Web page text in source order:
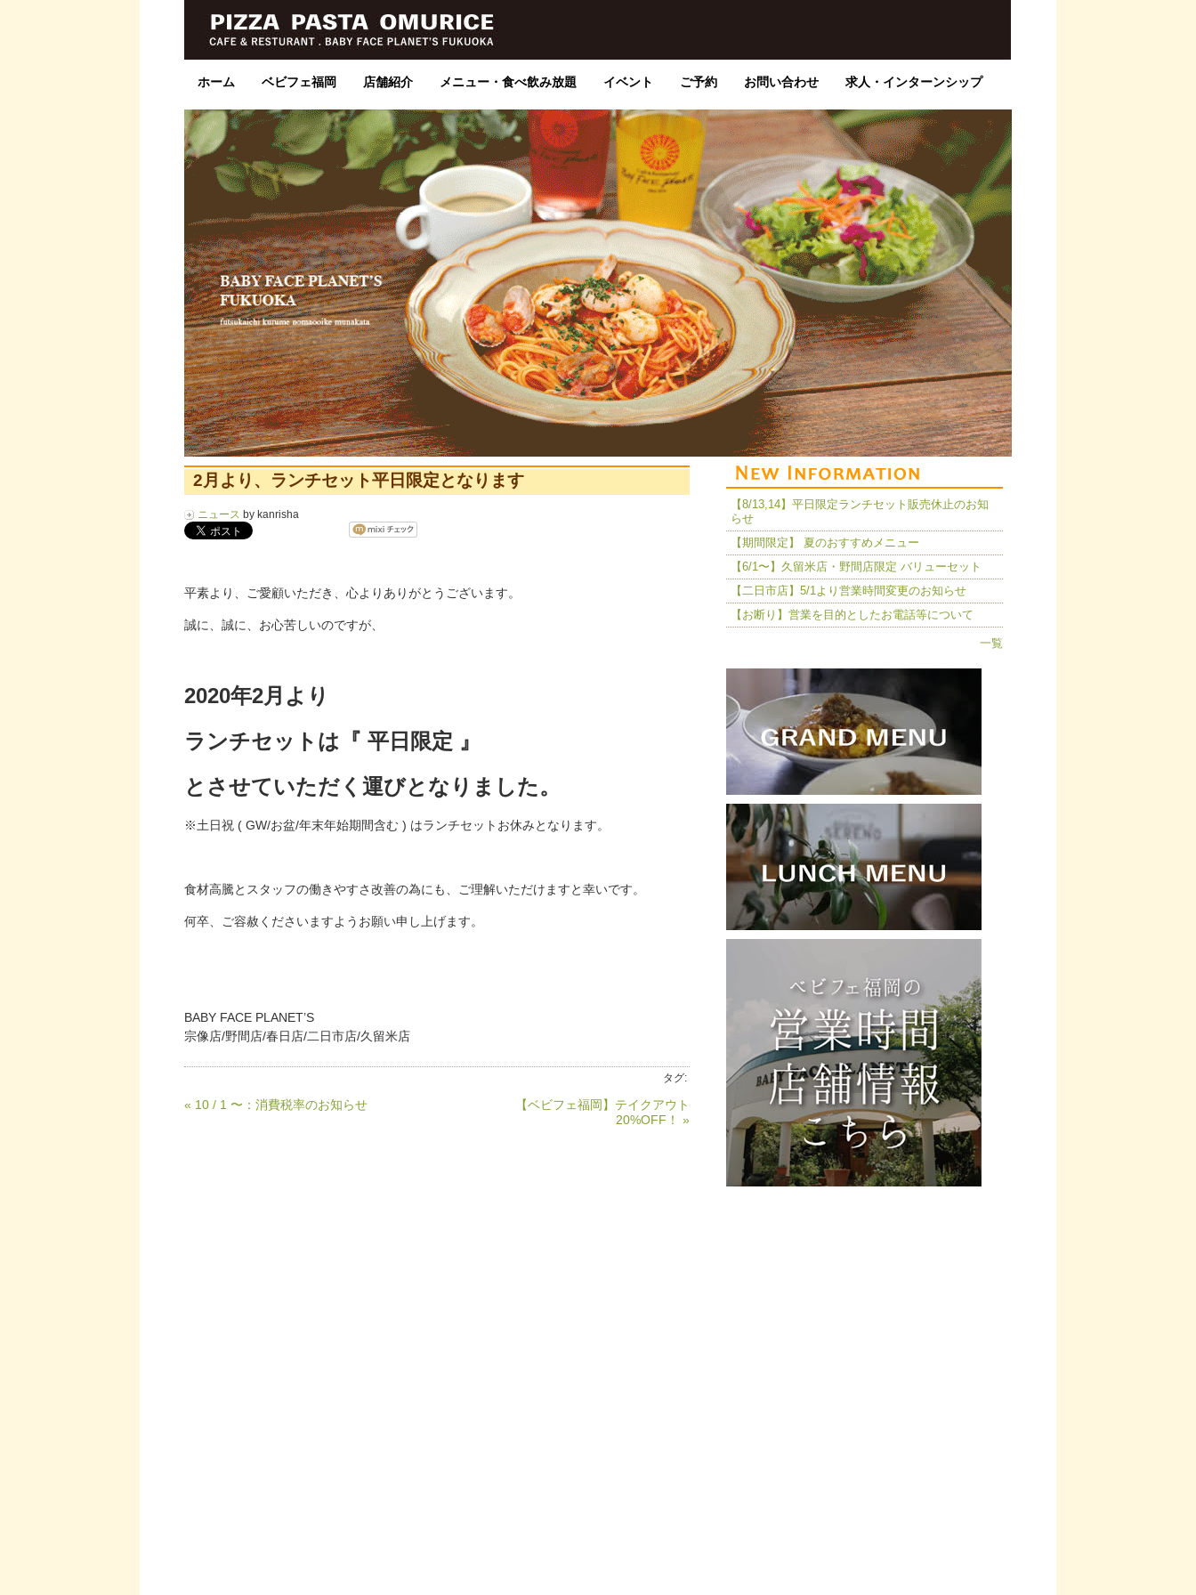
ホーム ベビフェ福岡 店舗紹介 メニュー・食べ飲み放題 イベント ご予約 お問い合わせ 求人・インターンシップ
2月より、ランチセット平日限定となります
ニュース by kanrisha
平素より、ご愛顧いただき、心よりありがとうございます。
誠に、誠に、お心苦しいのですが、
2020年2月より
ランチセットは『 平日限定 』
とさせていただく運びとなりました。
※土日祝 ( GW/お盆/年末年始期間含む ) はランチセットお休みとなります。
食材高騰とスタッフの働きやすさ改善の為にも、ご理解いただけますと幸いです。
何卒、ご容赦くださいますようお願い申し上げます。
BABY FACE PLANET’S
宗像店/野間店/春日店/二日市店/久留米店
タグ:
« 10 / 1 〜：消費税率のお知らせ
【ベビフェ福岡】テイクアウト
20%OFF！ »
【8/13,14】平日限定ランチセット販売休止のお知
らせ
【期間限定】 夏のおすすめメニュー
【6/1〜】久留米店・野間店限定 バリューセット
【二日市店】5/1より営業時間変更のお知らせ
【お断り】営業を目的としたお電話等について
一覧